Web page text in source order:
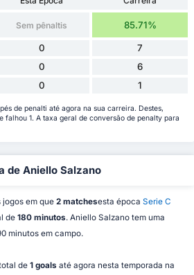
Sem pênaltis 85.71%
0 7
0 6
0 1
de penalti até agora na sua carreira. Destes,
falhou 1. A taxa geral de conversão de penalty para
de Aniello Salzano
jogos em que 2 matchesesta época Serie C
de 180 minutos. Aniello Salzano tem uma
minutos em campo.
de 1 goals até agora nesta temporada na